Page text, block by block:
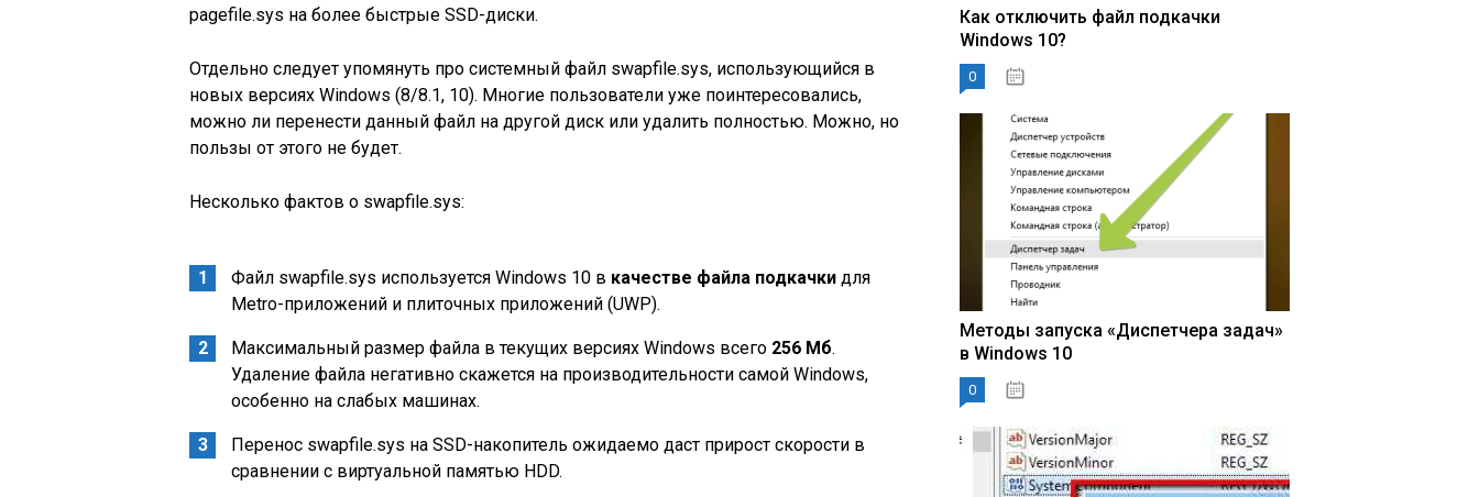
pagefile.sys на более быстрые SSD-диски.
Отдельно следует упомянуть про системный файл swapfile.sys, использующийся в
новых версиях Windows (8/8.1, 10). Многие пользователи уже поинтересовались,
можно ли перенести данный файл на другой диск или удалить полностью. Можно, но
пользы от этого не будет.
Несколько фактов о swapfile.sys:
Файл swapfile.sys используется Windows 10 в качестве файла подкачки для
Metro-приложений и плиточных приложений (UWP).
Максимальный размер файла в текущих версиях Windows всего 256 Мб.
Удаление файла негативно скажется на производительности самой Windows,
особенно на слабых машинах.
Перенос swapfile.sys на SSD-накопитель ожидаемо даст прирост скорости в
сравнении с виртуальной памятью HDD.
Как отключить файл подкачки
Windows 10?
0
Методы запуска «Диспетчера задач»
в Windows 10
0